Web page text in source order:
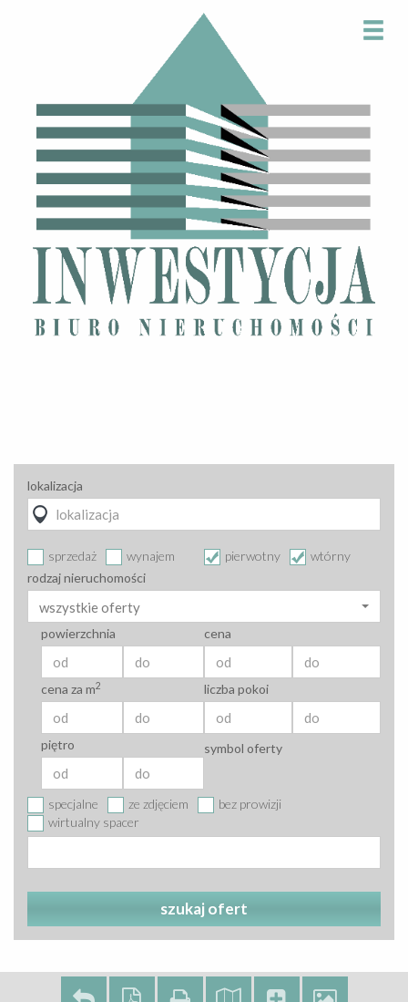
lokalizacja
sprzedaż wynajem pierwotny
wtórny
rodzaj nieruchomości
wszystkie oferty
powierzchnia cena
cena za m2 liczba pokoi
piętro
specjalne ze zdjęciem
bez prowizji
wirtualny spacer
symbol oferty
szukaj ofert